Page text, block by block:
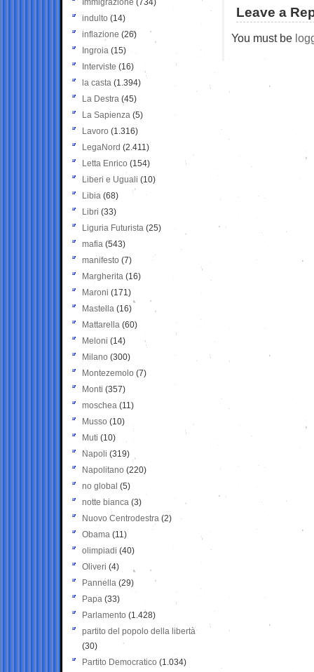
Leave a
You must be
Immigrazione (734)
indulto (14)
inflazione (26)
Ingroia (15)
Interviste (16)
la casta (1.394)
La Destra (45)
La Sapienza (5)
Lavoro (1.316)
LegaNord (2.411)
Letta Enrico (154)
Liberi e Uguali (10)
Libia (68)
Libri (33)
Liguria Futurista (25)
mafia (543)
manifesto (7)
Margherita (16)
Maroni (171)
Mastella (16)
Mattarella (60)
Meloni (14)
Milano (300)
Montezemolo (7)
Monti (357)
moschea (11)
Musso (10)
Muti (10)
Napoli (319)
Napolitano (220)
no global (5)
notte bianca (3)
Nuovo Centrodestra (2)
Obama (11)
olimpiadi (40)
Oliveri (4)
Pannella (29)
Papa (33)
Parlamento (1.428)
partito del popolo della libertà
(30)
Partito Democratico (1.034)